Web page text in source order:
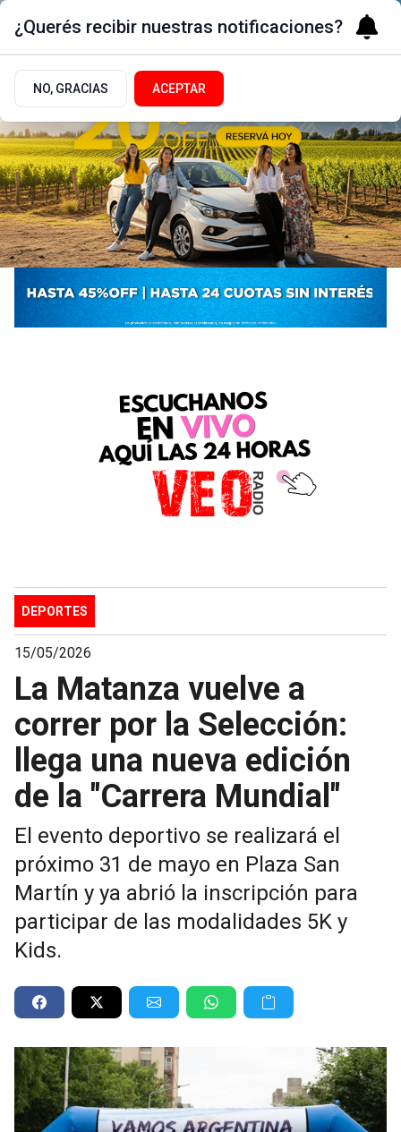
DEPORTES
15/05/2026
La Matanza vuelve a
correr por la Selección:
llega una nueva edición
de la "Carrera Mundial"
El evento deportivo se realizará el
próximo 31 de mayo en Plaza San
Martín y ya abrió la inscripción para
participar de las modalidades 5K y
Kids.
¿Querés recibir nuestras notificaciones?
NO, GRACIAS ACEPTAR